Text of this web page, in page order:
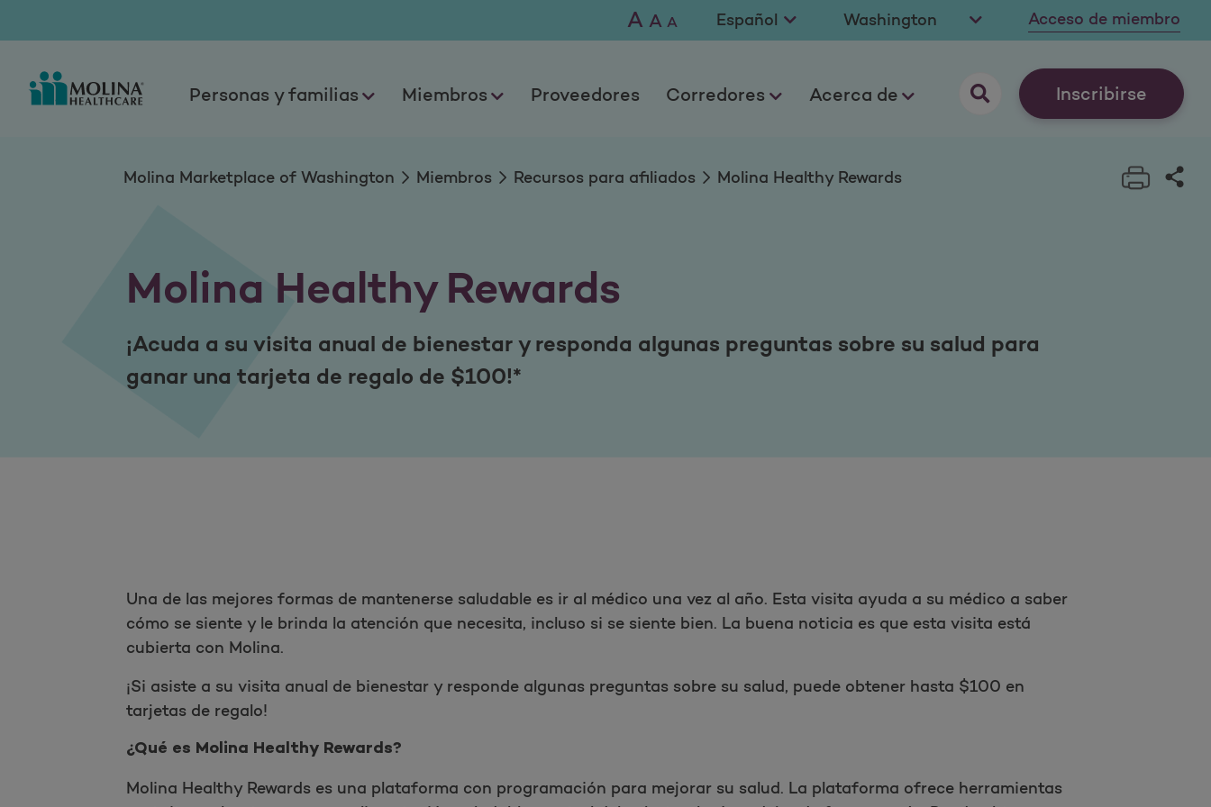
Personas y familias Miembros Proveedores Corredores Acerca de Inscribirse
A A A Acceso de miembro
Molina Marketplace of Washington Miembros Recursos para afiliados Molina Healthy Rewards Print
Molina Healthy Rewards
¡Acuda a su visita anual de bienestar y responda algunas preguntas sobre su salud para
ganar una tarjeta de regalo de $100!*
Una de las mejores formas de mantenerse saludable es ir al médico una vez al año. Esta visita ayuda a su médico a saber
cómo se siente y le brinda la atención que necesita, incluso si se siente bien. La buena noticia es que esta visita está
cubierta con Molina.
¡Si asiste a su visita anual de bienestar y responde algunas preguntas sobre su salud, puede obtener hasta $100 en
tarjetas de regalo!
¿Qué es Molina Healthy Rewards?
Molina Healthy Rewards es una plataforma con programación para mejorar su salud. La plataforma ofrece herramientas